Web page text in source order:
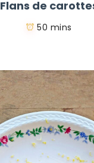
Flans de
50 mins